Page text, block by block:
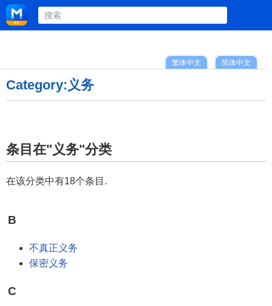
简体中文
繁体中文
Category:义务
条目在"义务"分类
在该分类中有18个条目.
B
不真正义务
保密义务
C